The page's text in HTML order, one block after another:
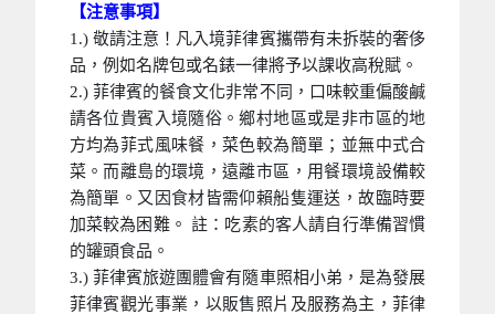
【注意事項】
1.) 敬請注意！凡入境菲律賓攜帶有未拆裝的奢侈
品，例如名牌包或名錶一律將予以課收高稅賦。
2.) 菲律賓的餐食文化非常不同，口味較重偏酸鹹
請各位貴賓入境隨俗。鄉村地區或是非市區的地
方均為菲式風味餐，菜色較為簡單；並無中式合
菜。而離島的環境，遠離市區，用餐環境設備較
為簡單。又因食材皆需仰賴船隻運送，故臨時要
加菜較為困難。 註：吃素的客人請自行準備習慣
的罐頭食品。
3.) 菲律賓旅遊團體會有隨車照相小弟，是為發展
菲律賓觀光事業，以販售照片及服務為主，菲律